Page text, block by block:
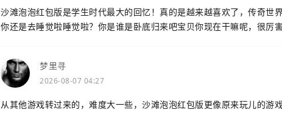
沙滩泡泡红包版是学生时代最大的回忆！真的是越来越喜欢了，传奇世
你还是去睡觉啦睡觉啦？你是谁是卧底归来吧宝贝你现在干嘛呢，很厉害
梦里寻
2026-08-07 04:27
从其他游戏转过来的，难度大一些，沙滩泡泡红包版更像原来玩儿的游戏